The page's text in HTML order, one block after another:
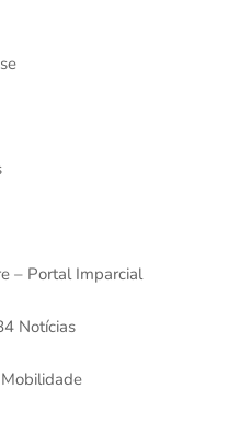
– Portal Imparcial
Notícias